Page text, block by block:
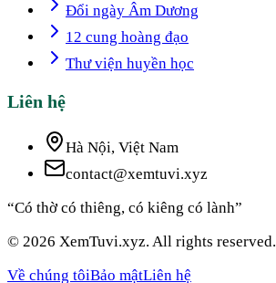
Đổi ngày Âm Dương
12 cung hoàng đạo
Thư viện huyền học
Liên hệ
Hà Nội, Việt Nam
contact@xemtuvi.xyz
“Có thờ có thiêng, có kiêng có lành”
© 2026 XemTuvi.xyz. All rights reserved.
Về chúng tôiBảo mậtLiên hệ